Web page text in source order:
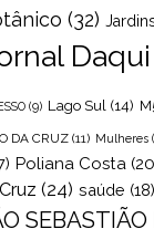
(32)
(9) Lago Sul (14)
DA CRUZ (11) Mulheres
Poliana Costa
(24) saúde (18)
SEBASTIÃO